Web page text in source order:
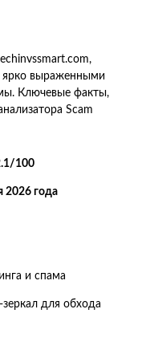
ярко выраженными
Ключевые факты,
Scam
100
2026 года
и спама
для обхода